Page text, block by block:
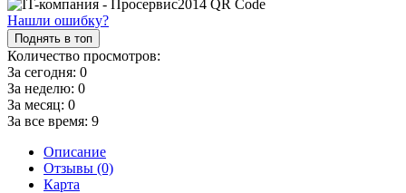
Нашли ошибку?
Поднять в топ
Количество просмотров:
За сегодня: 0
За неделю: 0
За месяц: 0
За все время: 9
Описание
Отзывы (0)
Карта